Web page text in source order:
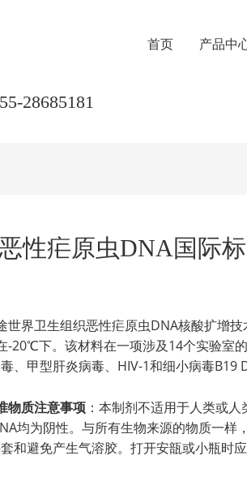
首页 产品中
28685181
性疟原虫DNA国际
世界卫生组织恶性疟原虫DNA核酸扩增
20℃下。该材料在一项涉及14个实验室
甲型肝炎病毒、HIV-1和细小病毒B19
物质注意事项 ：本制剂不适用于人类或
均为阴性。与所有生物来源的物质一
避免产生气溶胶。打开安瓿或小瓶时应